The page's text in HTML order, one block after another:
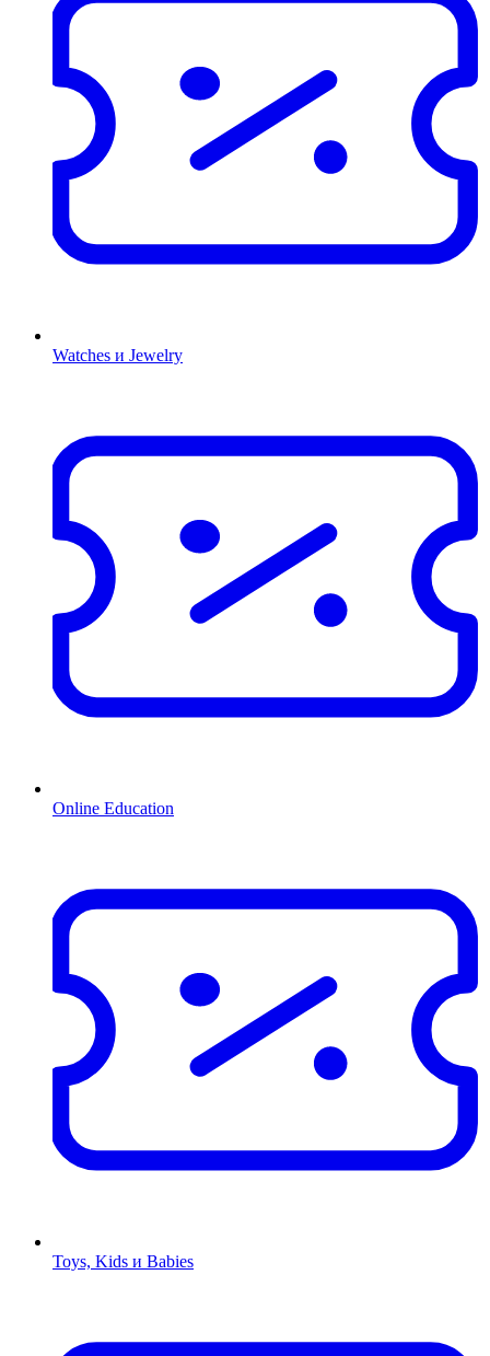
Watches и Jewelry
Online Education
Toys, Kids и Babies